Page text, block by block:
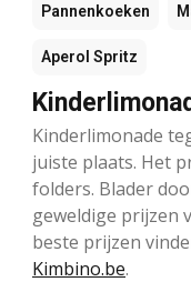
Pannenkoeken
Aperol Spritz
Kinderlimonade
juiste plaats. Het
folders. Blader
geweldige prijzen
beste prijzen
Kimbino.be.